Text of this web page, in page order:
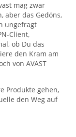
mag zwar
aber das Gedöns,
ungefragt
Client,
ob Du das
den Kram am
von AVAST
Produkte gehen,
den Weg auf